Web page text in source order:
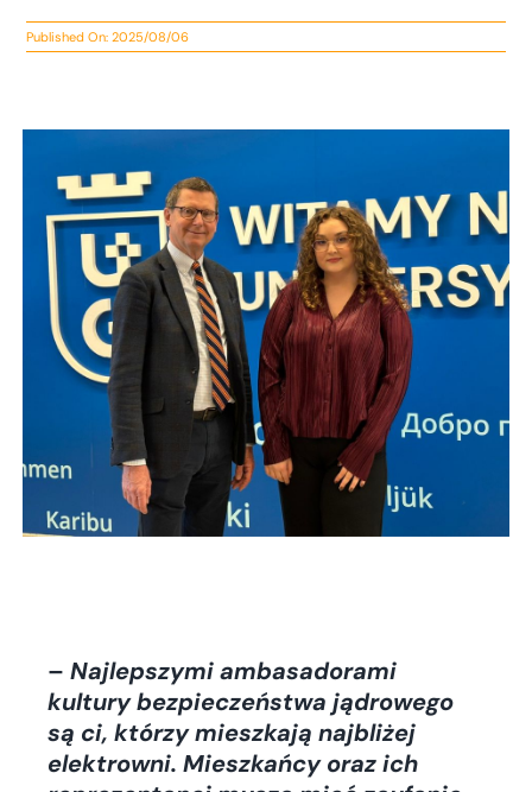
Published On: 2025/08/06
– Najlepszymi ambasadorami
kultury bezpieczeństwa jądrowego
są ci, którzy mieszkają najbliżej
elektrowni. Mieszkańcy oraz ich